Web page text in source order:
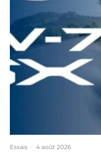
Essais · 4 août 2026